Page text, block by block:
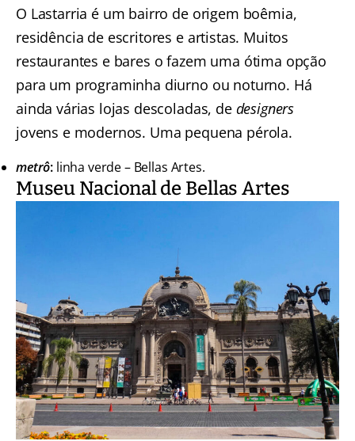
O Lastarria é um bairro de origem boêmia,
residência de escritores e artistas. Muitos
restaurantes e bares o fazem uma ótima opção
para um programinha diurno ou noturno. Há
ainda várias lojas descoladas, de designers
jovens e modernos. Uma pequena pérola.
metrô: linha verde – Bellas Artes.
Museu Nacional de Bellas Artes